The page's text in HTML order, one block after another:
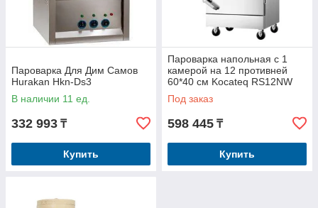
Пароварка Для Дим Самов
Hurakan Hkn-Ds3
В наличии 11 ед.
332 993 ₸
Купить
Пароварка напольная с 1
камерой на 12 противней
60*40 см Kocateq RS12NW
Под заказ
598 445 ₸
Купить